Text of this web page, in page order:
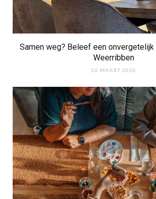
Samen weg? Beleef een
Weerribben
26 MAART 2026